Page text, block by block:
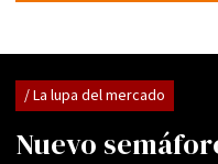
Nuevo
/ La lupa del mercado